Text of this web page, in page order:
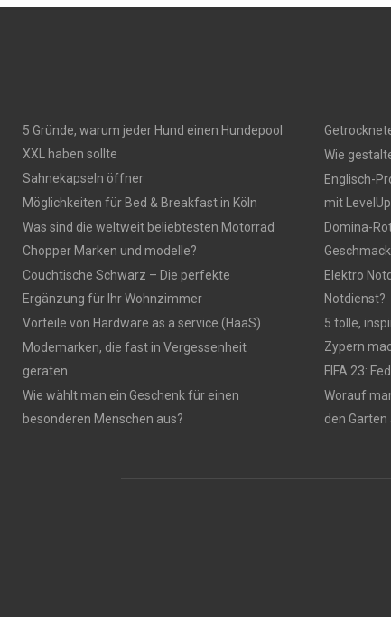
5 Gründe, warum jeder Hund einen Hundepool
XXL haben sollte
Sahnekapseln öffner
Möglichkeiten für Bed & Breakfast in Köln
Was sind die weltweit beliebtesten Motorrad
Chopper Marken und modelle?
Couchtische Schwarz – Die perfekte
Ergänzung für Ihr Wohnzimmer
Vorteile von Hardware as a service (HaaS)
Modemarken, die fast in Vergessenheit
geraten
Wie wählt man ein Geschenk für einen
besonderen Menschen aus?
Wie
Englisch-
mit
Domina-
Elektro
Notdienst?
5 tolle,
Zypern
FIFA 23:
Worauf
den